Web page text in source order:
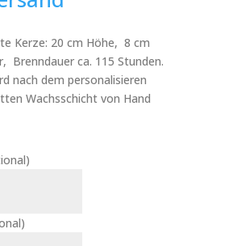
Kerze: 20 cm Höhe, 8 cm
Brenndauer ca. 115 Stunden.
nach dem personalisieren
Wachsschicht von Hand